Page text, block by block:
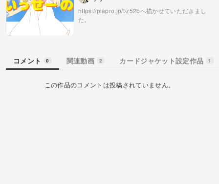
https://piapro.jp/t/z52bへ描かせていただきまし
た。
コメント 0 関連動画 2 カードジャケット設定作品 1
この作品のコメントは投稿されていません。